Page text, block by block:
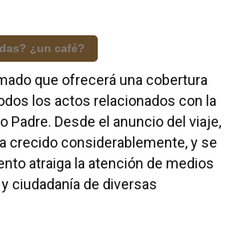
¿un café?
que ofrecerá una cobertura
los actos relacionados con la
Padre. Desde el anuncio del viaje,
crecido considerablemente, y se
atraiga la atención de medios
ciudadanía de diversas